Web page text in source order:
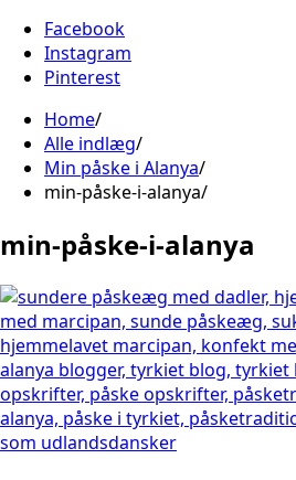
Facebook
Instagram
Pinterest
Home
Alle indlæg
Min påske i Alanya
min-påske-i-alanya
min-påske-i-alanya